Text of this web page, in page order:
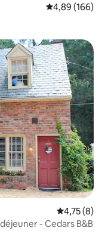
Évaluation
4,89 (166)
Évaluation
4,75 (8)
- Cedars B&B